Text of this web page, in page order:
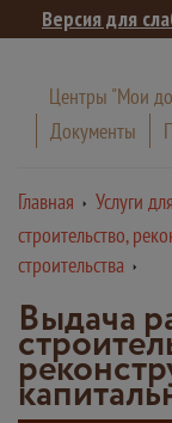
Версия для
Центры "Мои
Документы
Главная Услуги
строительство,
строительства
Выдача